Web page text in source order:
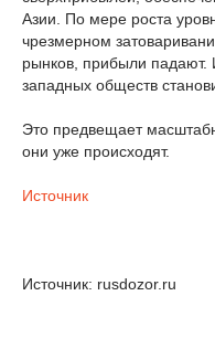
Азии. По мере роста
чрезмерном
рынков, прибыли падают.
западных обществ
Это предвещает
они уже происходят.
Источник
Источник: rusdozor.ru